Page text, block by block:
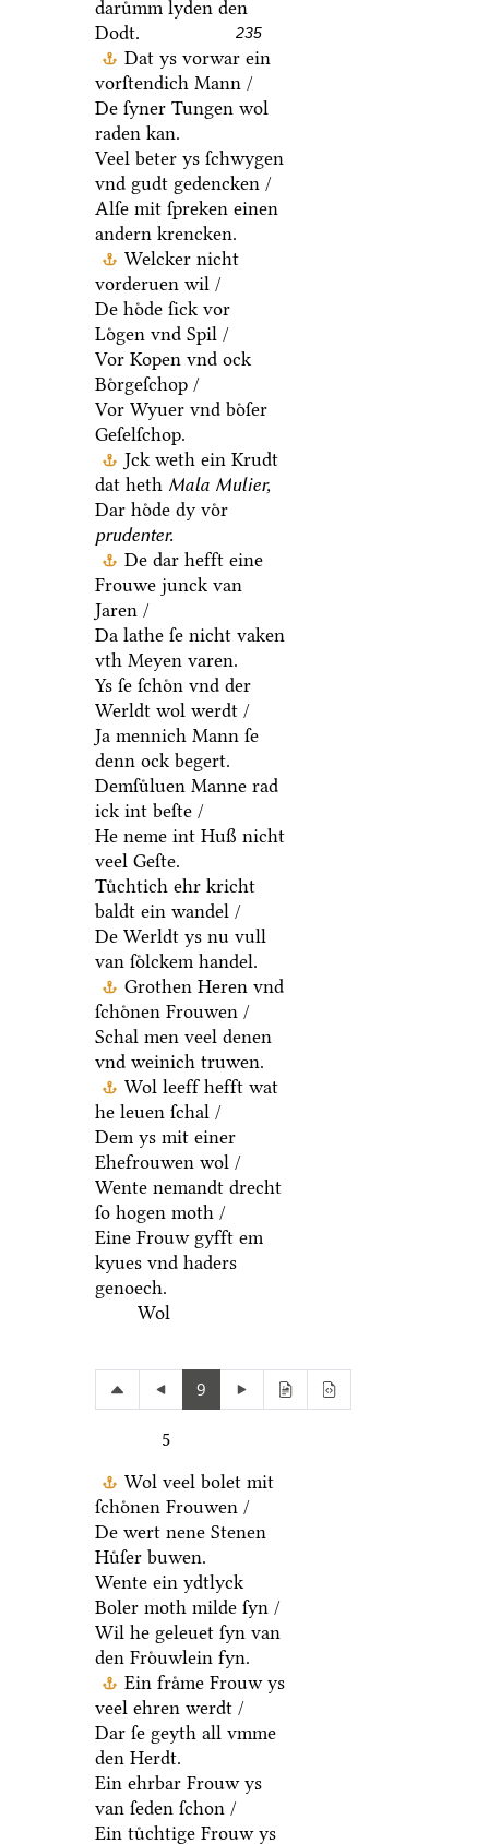
daruͤmm lyden den
Dodt.
235
Dat ys vorwar ein
vorſtendich Mann /
De ſyner Tungen wol
raden kan.
Veel beter ys ſchwygen
vnd gudt gedencken /
Alſe mit ſpreken einen
andern krencken.
Welcker nicht
vorderuen wil /
De hoͤde ſick vor
Loͤgen vnd Spil /
Vor Kopen vnd ock
Boͤrgeſchop /
Vor Wyuer vnd boͤſer
Geſelſchop.
Jck weth ein Krudt
dat heth Mala Mulier,
Dar hoͤde dy voͤr
prudenter.
De dar hefft eine
Frouwe junck van
Jaren /
Da lathe ſe nicht vaken
vth Meyen varen.
Ys ſe ſchoͤn vnd der
Werldt wol werdt /
Ja mennich Mann ſe
denn ock begert.
Demſuͤluen Manne rad
ick int beſte /
He neme int Huß nicht
veel Geſte.
Tuͤchtich ehr kricht
baldt ein wandel /
De Werldt ys nu vull
van ſoͤlckem handel.
Grothen Heren vnd
ſchoͤnen Frouwen /
Schal men veel denen
vnd weinich truwen.
Wol leeff hefft wat
he leuen ſchal /
Dem ys mit einer
Ehefrouwen wol /
Wente nemandt drecht
ſo hogen moth /
Eine Frouw gyfft em
kyues vnd haders
genoech.
Wol
9
5
Wol veel bolet mit
ſchoͤnen Frouwen /
De wert nene Stenen
Huͤſer buwen.
Wente ein ydtlyck
Boler moth milde ſyn /
Wil he geleuet ſyn van
den Froͤuwlein fyn.
Ein fraͤme Frouw ys
veel ehren werdt /
Dar ſe geyth all vmme
den Herdt.
Ein ehrbar Frouw ys
van ſeden ſchon /
Ein tuͤchtige Frouw ys